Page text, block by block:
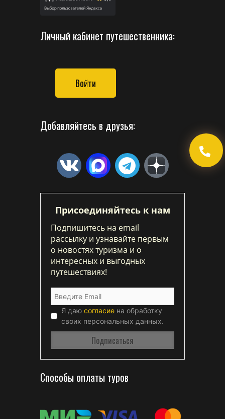
Личный кабинет путешественника:
Войти
Добавляйтесь в друзья:
Присоединяйтесь к нам
Подпишитесь на email
рассылку и узнавайте первым
о новостях туризма и о
интересных и выгодных
путешествиях!
Я даю согласие на обработку
своих персональных данных.
Способы оплаты туров